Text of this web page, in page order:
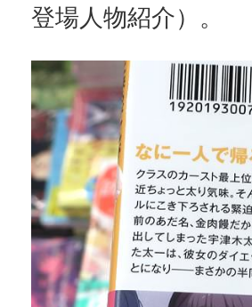
登場人物紹介）。